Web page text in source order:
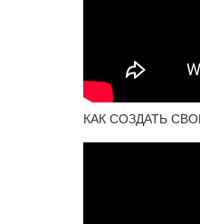
КАК СОЗДАТЬ